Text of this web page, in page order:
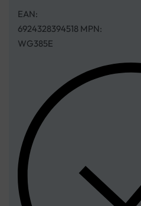
EAN:
6924328394518 MPN:
WG385E